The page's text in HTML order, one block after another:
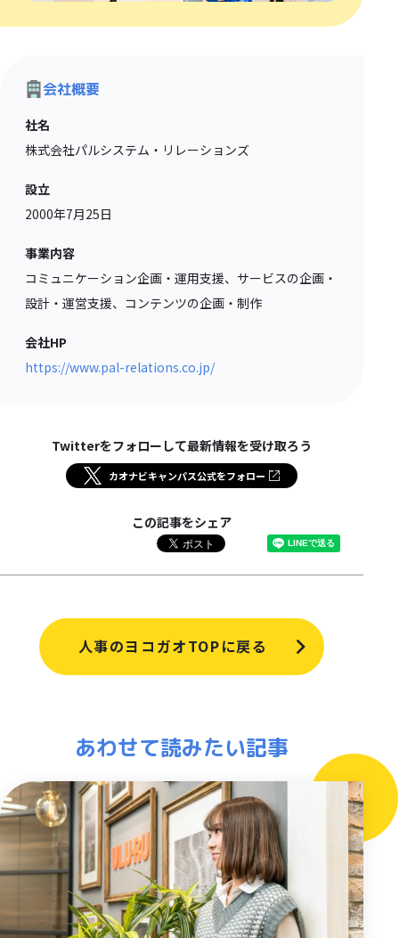
会社概要
社名
株式会社パルシステム・リレーションズ
設立
2000年7月25日
事業内容
コミュニケーション企画・運用支援、サービスの企画・
設計・運営支援、コンテンツの企画・制作
会社HP
https://www.pal-relations.co.jp/
Twitterをフォローして最新情報を受け取ろう
カオナビキャンパス公式をフォロー
この記事をシェア
人事のヨコガオTOPに戻る
あわせて読みたい記事